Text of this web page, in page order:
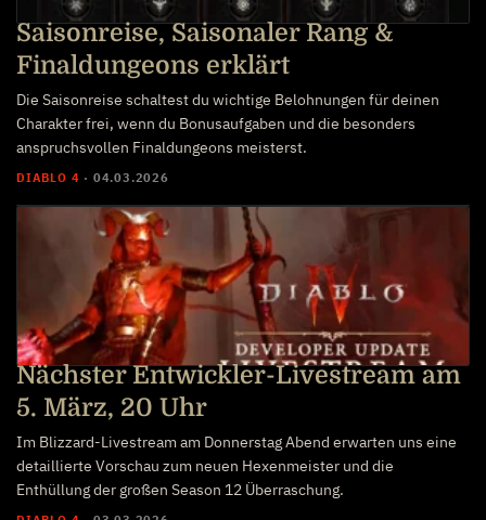
Saisonreise, Saisonaler Rang &
Finaldungeons erklärt
Die Saisonreise schaltest du wichtige Belohnungen für deinen
Charakter frei, wenn du Bonusaufgaben und die besonders
anspruchsvollen Finaldungeons meisterst.
DIABLO 4 · 04.03.2026
Nächster Entwickler-Livestream am
5. März, 20 Uhr
Im Blizzard-Livestream am Donnerstag Abend erwarten uns eine
detaillierte Vorschau zum neuen Hexenmeister und die
Enthüllung der großen Season 12 Überraschung.